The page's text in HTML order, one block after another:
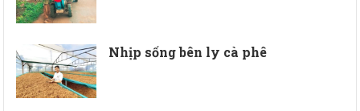
Nhịp sống bên ly cà phê